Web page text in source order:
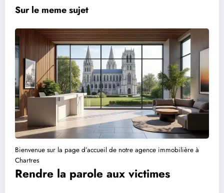
Sur le meme sujet
Bienvenue sur la page d’accueil de notre agence immobilière à
Chartres
Rendre la parole aux victimes